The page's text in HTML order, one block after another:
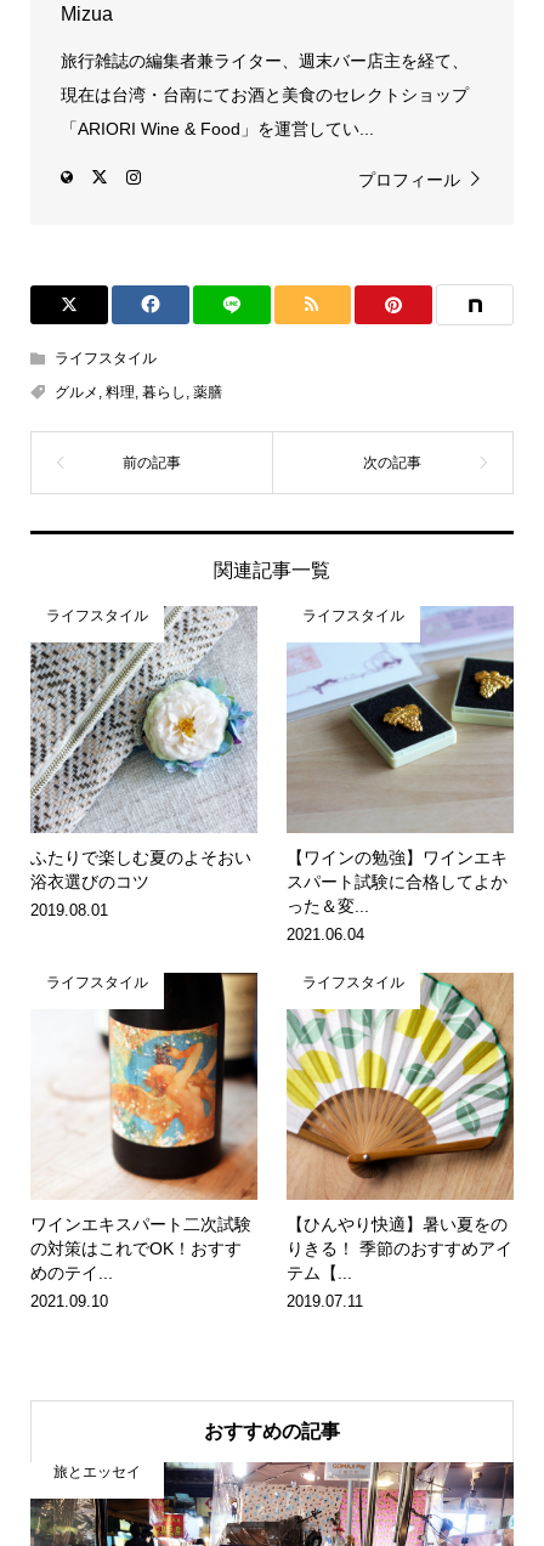
Mizua
旅行雑誌の編集者兼ライター、週末バー店主を経て、
現在は台湾・台南にてお酒と美食のセレクトショップ
「ARIORI Wine & Food」を運営してい...
プロフィール
ライフスタイル
グルメ , 料理, 暮らし , 薬膳
関連記事一覧
ライフスタイル
ふたりで楽しむ夏のよそおい
浴衣選びのコツ
2019.08.01
ライフスタイル
【ワインの勉強】ワインエキ
スパート試験に合格してよか
った＆変...
2021.06.04
ライフスタイル
ワインエキスパート二次試験
の対策はこれでOK！おすす
めのテイ...
2021.09.10
ライフスタイル
【ひんやり快適】暑い夏をの
りきる！ 季節のおすすめアイ
テム【...
2019.07.11
おすすめの記事
食とお酒